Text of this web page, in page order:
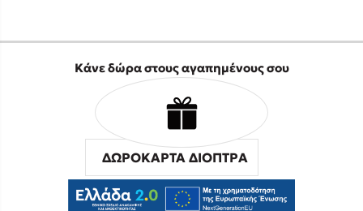
Κάνε δώρα στους αγαπημένους σου
ΔΩΡΟΚΑΡΤΑ ΔΙΟΠΤΡΑ